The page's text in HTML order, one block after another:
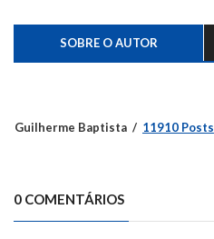
SOBRE O AUTOR
Guilherme Baptista 11910 Posts
0 COMENTÁRIOS